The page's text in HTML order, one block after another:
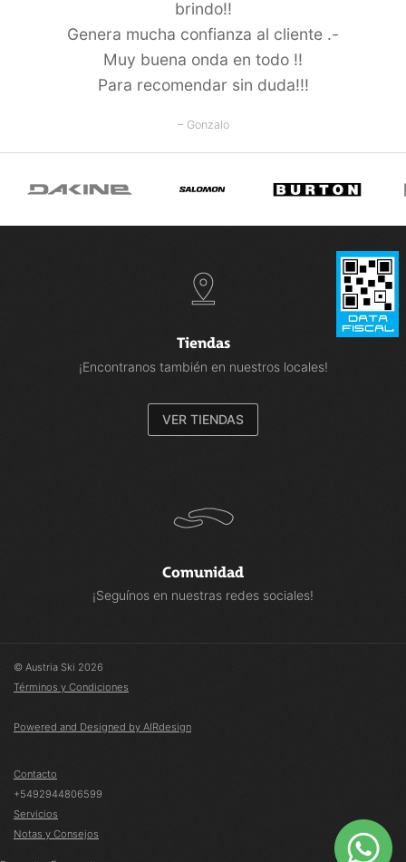
brindo!!
Genera mucha confianza al cliente .-
Muy buena onda en todo !!
Para recomendar sin duda!!!
– Gonzalo
Tiendas
¡Encontranos también en nuestros locales!
VER TIENDAS
Comunidad
¡Seguínos en nuestras redes sociales!
© Austria Ski 2026
Términos y Condiciones
Powered and Designed by AIRdesign
Contacto
+5492944806599
Servicios
Notas y Consejos